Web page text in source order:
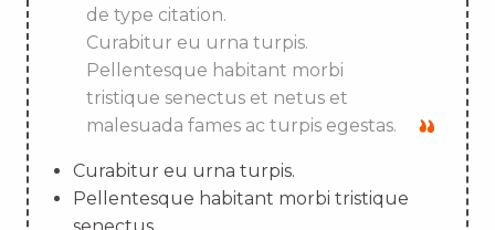
de type citation.
Curabitur eu urna turpis.
Pellentesque habitant morbi
tristique senectus et netus et
malesuada fames ac turpis egestas.
Curabitur eu urna turpis.
Pellentesque habitant morbi tristique